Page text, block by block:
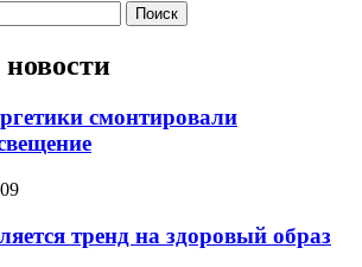
смонтировали
тренд на здоровый образ